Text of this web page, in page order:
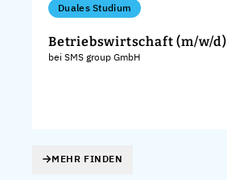
Duales Studium
Betriebswirtschaft (m/w/d)
bei SMS group GmbH
MEHR FINDEN